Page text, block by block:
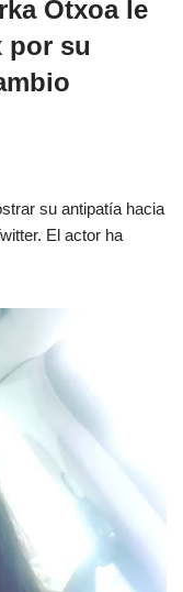
Otxoa le
por su
su antipatía hacia
El actor ha